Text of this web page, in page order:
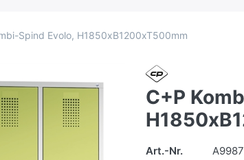
Spind Evolo, H1850xB1200xT500mm
C+P
Art.-Nr.